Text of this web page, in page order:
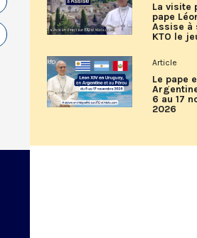
La visite
pape
Assise à
KTO le
Article
Le pape
6 au 17
2026